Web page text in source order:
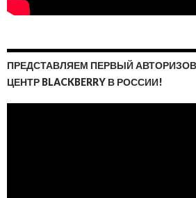
ПРЕДСТАВЛЯЕМ ПЕРВЫЙ
ЦЕНТР BLACKBERRY В РОССИИ!